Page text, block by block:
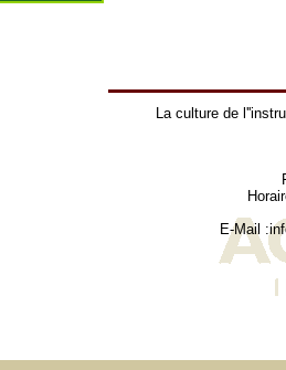
La culture de
E-Mail :